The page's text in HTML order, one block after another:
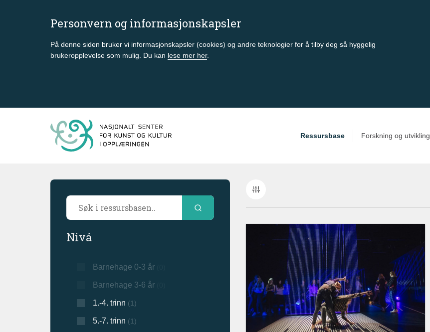
Personvern og informasjonskapsler
På denne siden bruker vi informasjonskapsler (cookies) og andre teknologier for å tilby deg så hyggelig
brukeropplevelse som mulig. Du kan lese mer her.
Gå til hovedinnhold
Ressursbase Forskning og utvikling
Søkeresultater
Søk i ressursbasen
Nivå
Barnehage 0-3 år(0)
Barnehage 3-6 år(0)
1.-4. trinn (1)
5.-7. trinn (1)